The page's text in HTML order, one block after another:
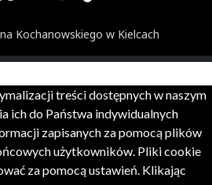
Kochanowskiego w Kielcach
treści dostępnych w naszym
ich do Państwa indywidualnych
zapisanych za pomocą plików
użytkowników. Pliki cookie
za pomocą ustawień. Klikając